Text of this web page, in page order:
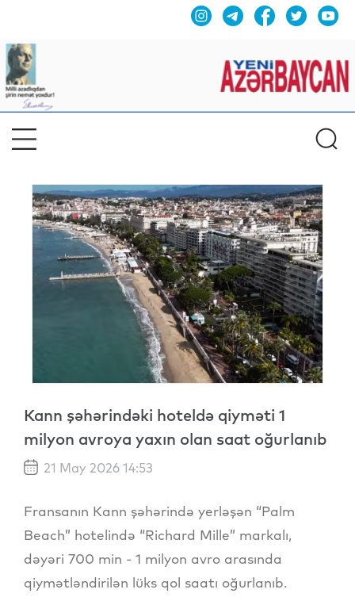
Kann şəhərindəki hoteldə qiyməti 1
milyon avroya yaxın olan saat oğurlanıb
21 May 2026 14:53
Fransanın Kann şəhərində yerləşən “Palm
Beach” hotelində “Richard Mille” markalı,
dəyəri 700 min - 1 milyon avro arasında
qiymətləndirilən lüks qol saatı oğurlanıb.